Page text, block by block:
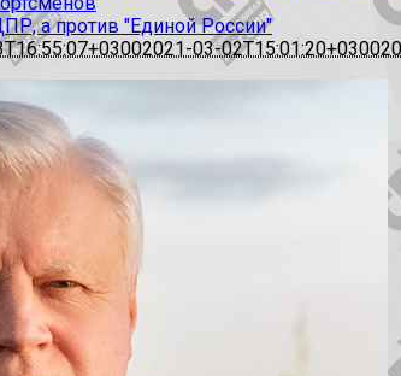
а против "Единой России"
2021-03-02T15:01:20+0300